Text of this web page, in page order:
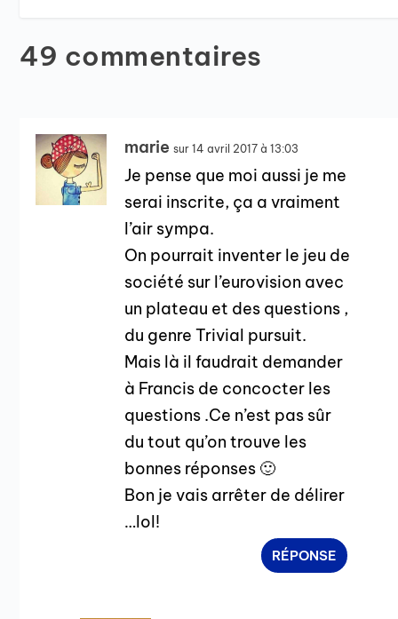
49 commentaires
marie sur 14 avril 2017 à 13:03
Je pense que moi aussi je me
serai inscrite, ça a vraiment
l’air sympa.
On pourrait inventer le jeu de
société sur l’eurovision avec
un plateau et des questions ,
du genre Trivial pursuit.
Mais là il faudrait demander
à Francis de concocter les
questions .Ce n’est pas sûr
du tout qu’on trouve les
bonnes réponses 🙂
Bon je vais arrêter de délirer
…lol!
RÉPONSE